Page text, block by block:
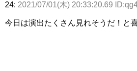
24: 2021/07/01(木) 20:33:20.69
今日は演出たくさん見れそうだ！と